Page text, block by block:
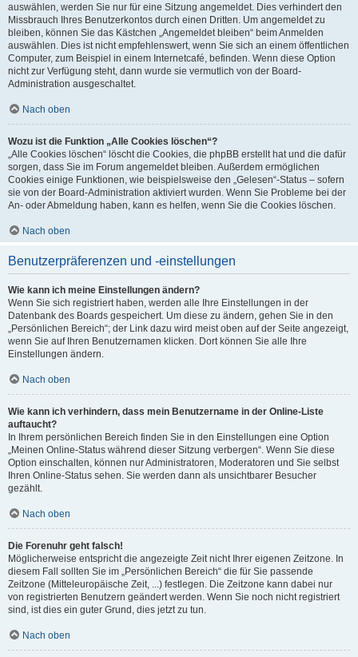
auswählen, werden Sie nur für eine Sitzung angemeldet. Dies verhindert den
Missbrauch Ihres Benutzerkontos durch einen Dritten. Um angemeldet zu
bleiben, können Sie das Kästchen „Angemeldet bleiben“ beim Anmelden
auswählen. Dies ist nicht empfehlenswert, wenn Sie sich an einem öffentlichen
Computer, zum Beispiel in einem Internetcafé, befinden. Wenn diese Option
nicht zur Verfügung steht, dann wurde sie vermutlich von der Board-
Administration ausgeschaltet.
Nach oben
Wozu ist die Funktion „Alle Cookies löschen“?
„Alle Cookies löschen“ löscht die Cookies, die phpBB erstellt hat und die dafür
sorgen, dass Sie im Forum angemeldet bleiben. Außerdem ermöglichen
Cookies einige Funktionen, wie beispielsweise den „Gelesen“-Status – sofern
sie von der Board-Administration aktiviert wurden. Wenn Sie Probleme bei der
An- oder Abmeldung haben, kann es helfen, wenn Sie die Cookies löschen.
Nach oben
Benutzerpräferenzen und -einstellungen
Wie kann ich meine Einstellungen ändern?
Wenn Sie sich registriert haben, werden alle Ihre Einstellungen in der
Datenbank des Boards gespeichert. Um diese zu ändern, gehen Sie in den
„Persönlichen Bereich“; der Link dazu wird meist oben auf der Seite angezeigt,
wenn Sie auf Ihren Benutzernamen klicken. Dort können Sie alle Ihre
Einstellungen ändern.
Nach oben
Wie kann ich verhindern, dass mein Benutzername in der Online-Liste
auftaucht?
In Ihrem persönlichen Bereich finden Sie in den Einstellungen eine Option
„Meinen Online-Status während dieser Sitzung verbergen“. Wenn Sie diese
Option einschalten, können nur Administratoren, Moderatoren und Sie selbst
Ihren Online-Status sehen. Sie werden dann als unsichtbarer Besucher
gezählt.
Nach oben
Die Forenuhr geht falsch!
Möglicherweise entspricht die angezeigte Zeit nicht Ihrer eigenen Zeitzone. In
diesem Fall sollten Sie im „Persönlichen Bereich“ die für Sie passende
Zeitzone (Mitteleuropäische Zeit, ...) festlegen. Die Zeitzone kann dabei nur
von registrierten Benutzern geändert werden. Wenn Sie noch nicht registriert
sind, ist dies ein guter Grund, dies jetzt zu tun.
Nach oben